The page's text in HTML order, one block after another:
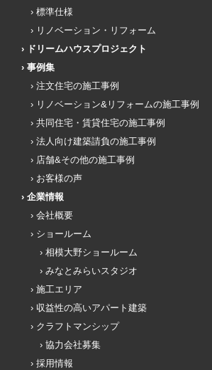
標準仕様
リノベーション・リフォーム
ドリームハウスプロジェクト
事例集
注文住宅の施工事例
リノベーション&リフォームの施工事例
共同住宅・賃貸住宅の施工事例
法人向け建築請負の施工事例
店舗&その他の施工事例
お客様の声
企業情報
会社概要
ショールーム
相模大野ショールーム
みなとみらいスタジオ
施工エリア
収益性の高いアパート建築
クラフトマンシップ
協力会社募集
採用情報